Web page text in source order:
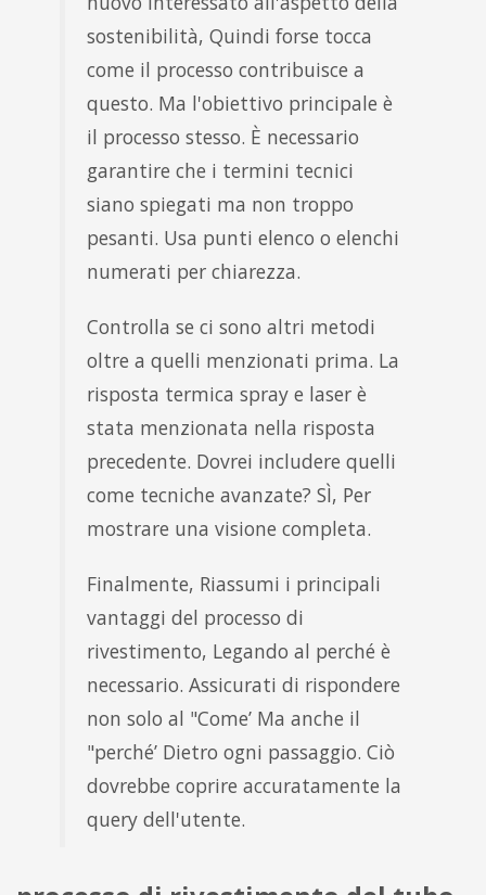
sostenibilità, Quindi forse tocca
come il processo contribuisce a
questo. Ma l'obiettivo principale è
il processo stesso. È necessario
garantire che i termini tecnici
siano spiegati ma non troppo
pesanti. Usa punti elenco o elenchi
numerati per chiarezza.
Controlla se ci sono altri metodi
oltre a quelli menzionati prima. La
risposta termica spray e laser è
stata menzionata nella risposta
precedente. Dovrei includere quelli
come tecniche avanzate? SÌ, Per
mostrare una visione completa.
Finalmente, Riassumi i principali
vantaggi del processo di
rivestimento, Legando al perché è
necessario. Assicurati di rispondere
non solo al "Come’ Ma anche il
"perché’ Dietro ogni passaggio. Ciò
dovrebbe coprire accuratamente la
query dell'utente.